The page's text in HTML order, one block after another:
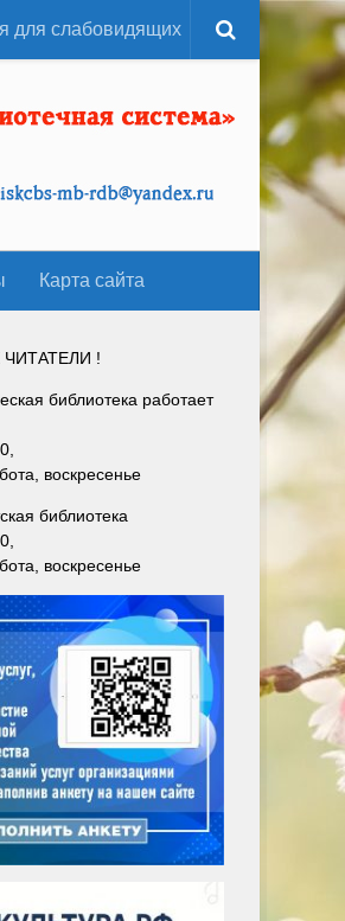
для слабовидящих
Карта сайта
!
библиотека работает
воскресенье
библиотека
воскресенье